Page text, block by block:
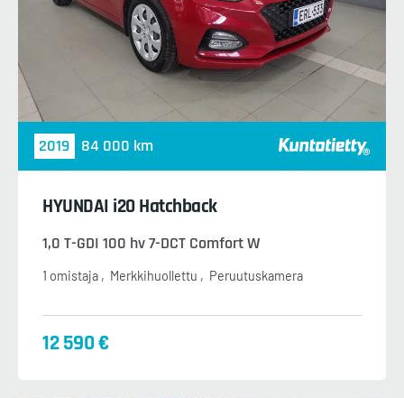
2019 84 000 km
HYUNDAI i20 Hatchback
1,0 T-GDI 100 hv 7-DCT Comfort W
1 omistaja Merkkihuollettu Peruutuskamera
12 590 €